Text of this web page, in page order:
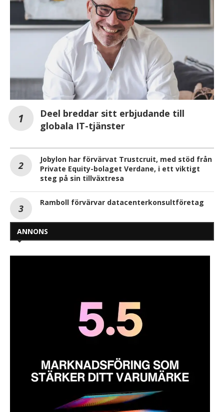
Deel breddar sitt erbjudande till
globala IT-tjänster
Jobylon har förvärvat Trustcruit, med stöd från
Private Equity-bolaget Verdane, i ett viktigt
steg på sin tillväxtresa
Ramboll förvärvar datacenterkonsultföretag
ANNONS